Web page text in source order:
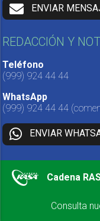
ENVIAR
REDACCIÓN Y
Teléfono
(999) 924 44 44
WhatsApp
(999) 924 44 44
ENVIAR
Cadena
Consulta